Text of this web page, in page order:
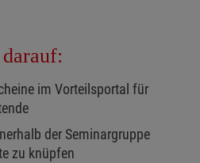
im Vorteilsportal für
der Seminargruppe
zu knüpfen